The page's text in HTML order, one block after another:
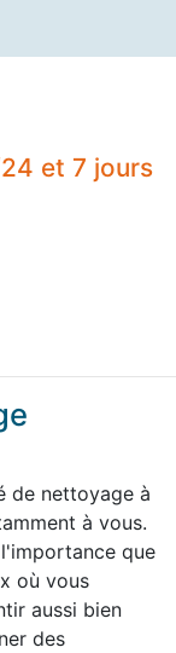
et 7 jours
de nettoyage à
à vous.
que
où vous
aussi bien
des